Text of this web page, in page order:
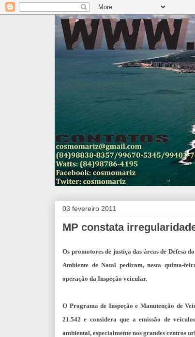
03 fevereiro 2011
MP constata
Os promotores de justiça das áreas de Defesa
Ambiente de Natal pediram, nesta quinta-
operação da Inspeção veicular.
O Programa de Inspeção e Manutenção de
21.542 e considera que a emissão de
ambiental, especialmente nos grandes centros